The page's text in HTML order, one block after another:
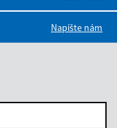
Napíšte nám